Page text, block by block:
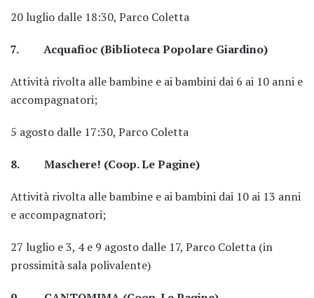
20 luglio dalle 18:30, Parco Coletta
7. Acquafioc (Biblioteca Popolare Giardino)
Attività rivolta alle bambine e ai bambini dai 6 ai 10 anni e
accompagnatori;
5 agosto dalle 17:30, Parco Coletta
8. Maschere! (Coop. Le Pagine)
Attività rivolta alle bambine e ai bambini dai 10 ai 13 anni
e accompagnatori;
27 luglio e 3, 4 e 9 agosto dalle 17, Parco Coletta (in
prossimità sala polivalente)